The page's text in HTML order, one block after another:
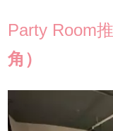
Party Room推
角）